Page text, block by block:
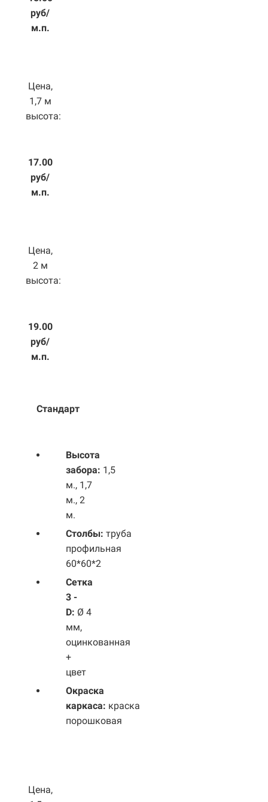
руб/
м.п.
Цена,
1,7 м
высота:
17.00
руб/
м.п.
Цена,
2 м
высота:
19.00
руб/
м.п.
Стандарт
Высота
забора: 1,5
м., 1,7
м., 2
м.
Столбы: труба
профильная
60*60*2
Сетка
3 -
D: Ø 4
мм,
оцинкованная
+
цвет
Окраска
каркаса: краска
порошковая
Цена,